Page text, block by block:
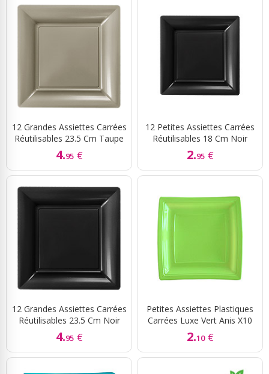
12 Grandes Assiettes Carrées
Réutilisables 23.5 Cm Taupe
4.95 €
12 Petites Assiettes Carrées
Réutilisables 18 Cm Noir
2.95 €
12 Grandes Assiettes Carrées
Réutilisables 23.5 Cm Noir
4.95 €
Petites Assiettes Plastiques
Carrées Luxe Vert Anis X10
2.10 €